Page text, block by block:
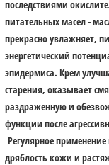
последствиями
питательных масел -
прекрасно увлажняет,
энергетический
эпидермиса. Крем
старения, оказывает
раздраженную и
функции после
Регулярное
дряблость кожи и